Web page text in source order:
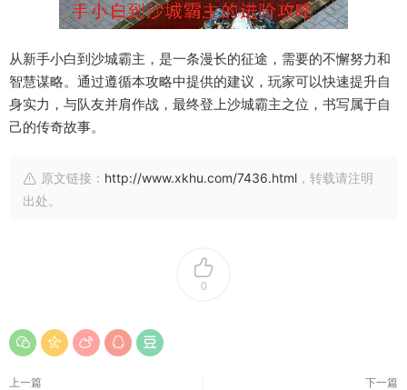
从新手小白到沙城霸主，是一条漫长的征途，需要的不懈努力和
智慧谋略。通过遵循本攻略中提供的建议，玩家可以快速提升自
身实力，与队友并肩作战，最终登上沙城霸主之位，书写属于自
己的传奇故事。
原文链接： http://www.xkhu.com/7436.html ，转载请注明
出处。
0
上一篇 下一篇